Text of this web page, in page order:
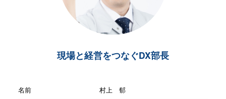
現場と経営をつなぐDX部長
名前
村上 郁